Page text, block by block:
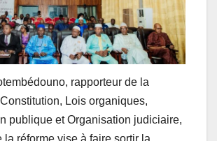
rapporteur de la
Lois organiques,
publique et Organisation judiciaire,